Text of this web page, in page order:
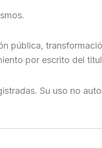
pública,
por escrito del
Su uso no